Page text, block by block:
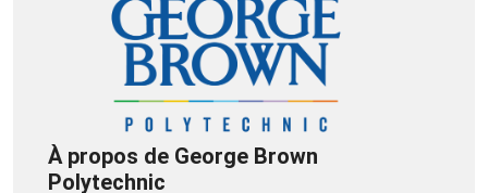
À propos de George Brown
Polytechnic